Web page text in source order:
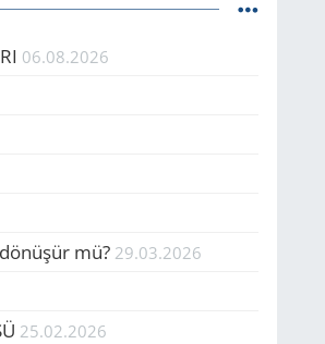
06.08.2026
mü? 29.03.2026
25.02.2026